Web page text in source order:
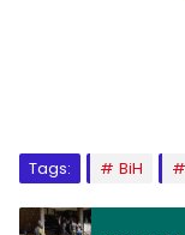
Tags: BiH